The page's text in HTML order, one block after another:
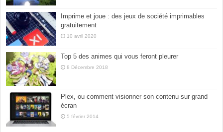
Imprime et joue : des jeux de société imprimables
gratuitement
10 avril 2020
Top 5 des animes qui vous feront pleurer
8 Décembre 2018
Plex, ou comment visionner son contenu sur grand
écran
5 février 2014